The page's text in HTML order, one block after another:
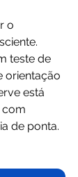
o
teste de
orientação
está
com
de ponta.